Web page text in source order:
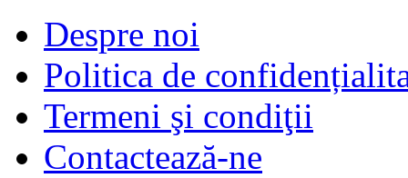
Despre noi
Politica de
Termeni şi condiţii
Contactează-ne